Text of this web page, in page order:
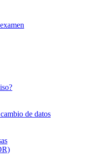
de datos